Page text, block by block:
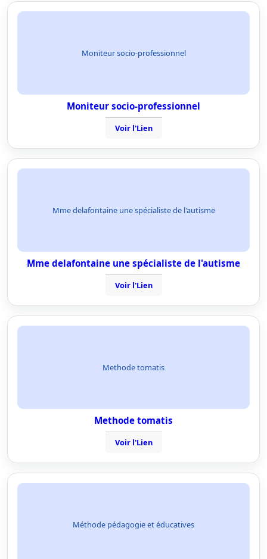
Moniteur socio-professionnel
Moniteur socio-professionnel
Voir l'Lien
Mme delafontaine une spécialiste de l'autisme
Mme delafontaine une spécialiste de l'autisme
Voir l'Lien
Methode tomatis
Methode tomatis
Voir l'Lien
Méthode pédagogie et éducatives